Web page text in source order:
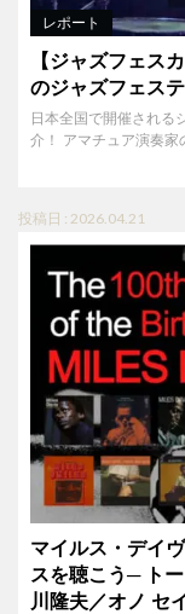
レポート
【ジャズフェス
のジャズフェス
日本全国で開催される
介！ アマチュア演奏家
投稿日 : 2026.04.21
マイルス・デイ
スを聴こう─ ト
川隆夫／オノ セ